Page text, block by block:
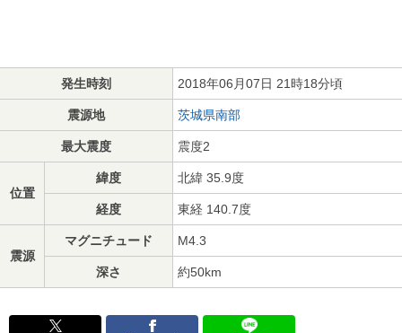
発生時刻 2018年06月07日 21時18分頃
震源地 茨城県南部
最大震度 震度2
位置
緯度 北緯 35.9度
経度 東経 140.7度
震源
マグニチュード M4.3
深さ 約50km